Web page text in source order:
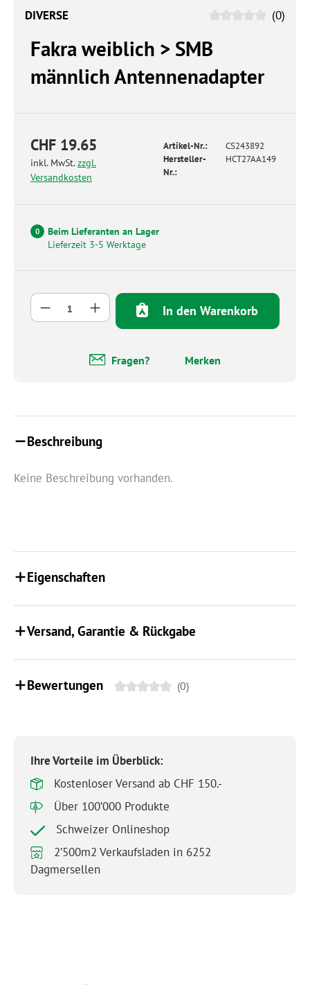
DIVERSE (0)
Fakra weiblich > SMB
männlich Antennenadapter
CHF 19.65
inkl. MwSt.zzgl.
Versandkosten
Artikel-Nr.:
CS243892
Hersteller-
Nr.:
HCT27AA149
0
Beim Lieferanten an Lager
Lieferzeit 3-5 Werktage
Produkt Anzahl: Gib den gewünschten
In den Warenkorb
Fragen? Merken
Beschreibung
Keine Beschreibung vorhanden.
Eigenschaften
Versand, Garantie & Rückgabe
Bewertungen (0)
Ihre Vorteile im Überblick:
Kostenloser Versand ab CHF 150.-
Über 100’000 Produkte
Schweizer Onlineshop
2’500m2 Verkaufsladen in 6252
Dagmersellen